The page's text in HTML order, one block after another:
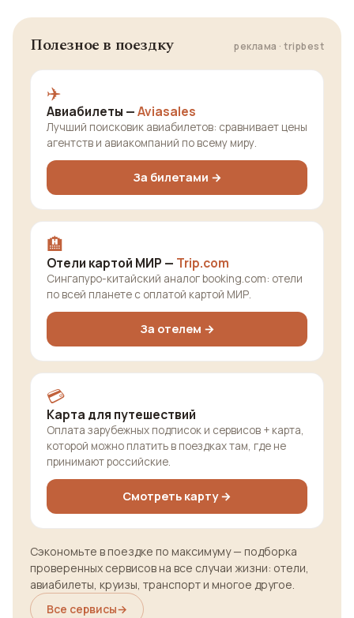
Полезное в поездку реклама · tripbest
✈️
Авиабилеты —Aviasales
Лучший поисковик авиабилетов: сравнивает цены
агентств и авиакомпаний по всему миру.
За билетами →
🏨
Отели картой МИР — Trip.com
Сингапуро-китайский аналог booking.com: отели
по всей планете с оплатой картой МИР.
За отелем →
💳
Карта для путешествий
Оплата зарубежных подписок и сервисов + карта,
которой можно платить в поездках там, где не
принимают российские.
Смотреть карту →
Сэкономьте в поездке по максимуму — подборка
проверенных сервисов на все случаи жизни: отели,
авиабилеты, круизы, транспорт и многое другое.
Все сервисы→